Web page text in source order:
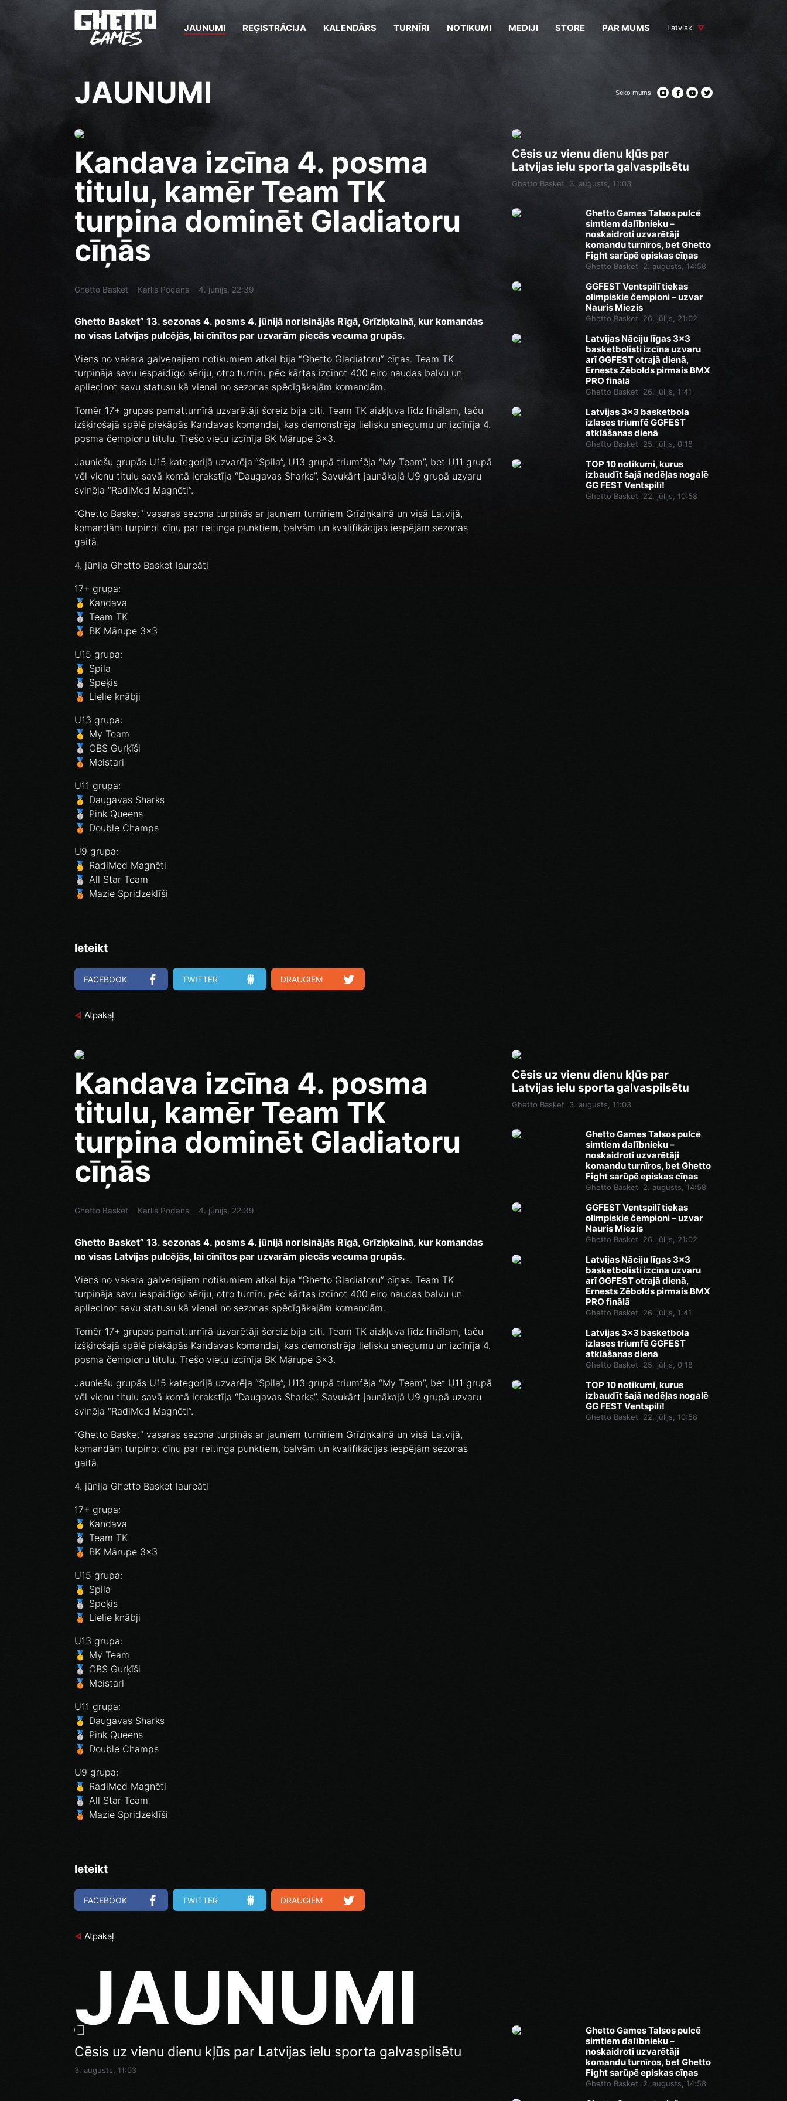
JAUNUMI REĢISTRĀCIJA KALENDĀRS TURNĪRI NOTIKUMI MEDIJI STORE PAR MUMS Latviski
JAUNUMI Seko mums
Kandava izcīna 4. posma
titulu, kamēr Team TK
turpina dominēt Gladiatoru
cīņās
Ghetto Basket Kārlis Podāns 4. jūnijs, 22:39
Ghetto Basket” 13. sezonas 4. posms 4. jūnijā norisinājās Rīgā, Grīziņkalnā, kur komandas
no visas Latvijas pulcējās, lai cīnītos par uzvarām piecās vecuma grupās.
Viens no vakara galvenajiem notikumiem atkal bija “Ghetto Gladiatoru” cīņas. Team TK
turpināja savu iespaidīgo sēriju, otro turnīru pēc kārtas izcīnot 400 eiro naudas balvu un
apliecinot savu statusu kā vienai no sezonas spēcīgākajām komandām.
Tomēr 17+ grupas pamatturnīrā uzvarētāji šoreiz bija citi. Team TK aizkļuva līdz finālam, taču
izšķirošajā spēlē piekāpās Kandavas komandai, kas demonstrēja lielisku sniegumu un izcīnīja 4.
posma čempionu titulu. Trešo vietu izcīnīja BK Mārupe 3x3.
Jauniešu grupās U15 kategorijā uzvarēja “Spila”, U13 grupā triumfēja “My Team”, bet U11 grupā
vēl vienu titulu savā kontā ierakstīja “Daugavas Sharks”. Savukārt jaunākajā U9 grupā uzvaru
svinēja “RadiMed Magnēti”.
“Ghetto Basket” vasaras sezona turpinās ar jauniem turnīriem Grīziņkalnā un visā Latvijā,
komandām turpinot cīņu par reitinga punktiem, balvām un kvalifikācijas iespējām sezonas
gaitā.
4. jūnija Ghetto Basket laureāti
17+ grupa:
🥇 Kandava
🥈 Team TK
🥉 BK Mārupe 3x3
U15 grupa:
🥇 Spila
🥈 Speķis
🥉 Lielie knābji
U13 grupa:
🥇 My Team
🥈 OBS Gurķīši
🥉 Meistari
U11 grupa:
🥇 Daugavas Sharks
🥈 Pink Queens
🥉 Double Champs
U9 grupa:
🥇 RadiMed Magnēti
🥈 All Star Team
🥉 Mazie Spridzeklīši
Ieteikt
FACEBOOK TWITTER DRAUGIEM
Atpakaļ
Cēsis uz vienu dienu kļūs par
Latvijas ielu sporta galvaspilsētu
Ghetto Basket 3. augusts, 11:03
Ghetto Games Talsos pulcē
simtiem dalībnieku –
noskaidroti uzvarētāji
komandu turnīros, bet Ghetto
Fight sarūpē episkas cīņas
Ghetto Basket 2. augusts, 14:58
GGFEST Ventspilī tiekas
olimpiskie čempioni – uzvar
Nauris Miezis
Ghetto Basket 26. jūlijs, 21:02
Latvijas Nāciju līgas 3x3
basketbolisti izcīna uzvaru
arī GGFEST otrajā dienā,
Ernests Zēbolds pirmais BMX
PRO finālā
Ghetto Basket 26. jūlijs, 1:41
Latvijas 3x3 basketbola
izlases triumfē GGFEST
atklāšanas dienā
Ghetto Basket 25. jūlijs, 0:18
TOP 10 notikumi, kurus
izbaudīt šajā nedēļas nogalē
GG FEST Ventspilī!
Ghetto Basket 22. jūlijs, 10:58
Kandava izcīna 4. posma
titulu, kamēr Team TK
turpina dominēt Gladiatoru
cīņās
Ghetto Basket Kārlis Podāns 4. jūnijs, 22:39
Ghetto Basket” 13. sezonas 4. posms 4. jūnijā norisinājās Rīgā, Grīziņkalnā, kur komandas
no visas Latvijas pulcējās, lai cīnītos par uzvarām piecās vecuma grupās.
Viens no vakara galvenajiem notikumiem atkal bija “Ghetto Gladiatoru” cīņas. Team TK
turpināja savu iespaidīgo sēriju, otro turnīru pēc kārtas izcīnot 400 eiro naudas balvu un
apliecinot savu statusu kā vienai no sezonas spēcīgākajām komandām.
Tomēr 17+ grupas pamatturnīrā uzvarētāji šoreiz bija citi. Team TK aizkļuva līdz finālam, taču
izšķirošajā spēlē piekāpās Kandavas komandai, kas demonstrēja lielisku sniegumu un izcīnīja 4.
posma čempionu titulu. Trešo vietu izcīnīja BK Mārupe 3x3.
Jauniešu grupās U15 kategorijā uzvarēja “Spila”, U13 grupā triumfēja “My Team”, bet U11 grupā
vēl vienu titulu savā kontā ierakstīja “Daugavas Sharks”. Savukārt jaunākajā U9 grupā uzvaru
svinēja “RadiMed Magnēti”.
“Ghetto Basket” vasaras sezona turpinās ar jauniem turnīriem Grīziņkalnā un visā Latvijā,
komandām turpinot cīņu par reitinga punktiem, balvām un kvalifikācijas iespējām sezonas
gaitā.
4. jūnija Ghetto Basket laureāti
17+ grupa:
🥇 Kandava
🥈 Team TK
🥉 BK Mārupe 3x3
U15 grupa:
🥇 Spila
🥈 Speķis
🥉 Lielie knābji
U13 grupa:
🥇 My Team
🥈 OBS Gurķīši
🥉 Meistari
U11 grupa:
🥇 Daugavas Sharks
🥈 Pink Queens
🥉 Double Champs
U9 grupa:
🥇 RadiMed Magnēti
🥈 All Star Team
🥉 Mazie Spridzeklīši
Ieteikt
FACEBOOK TWITTER DRAUGIEM
Atpakaļ
Cēsis uz vienu dienu kļūs par
Latvijas ielu sporta galvaspilsētu
Ghetto Basket 3. augusts, 11:03
Ghetto Games Talsos pulcē
simtiem dalībnieku –
noskaidroti uzvarētāji
komandu turnīros, bet Ghetto
Fight sarūpē episkas cīņas
Ghetto Basket 2. augusts, 14:58
GGFEST Ventspilī tiekas
olimpiskie čempioni – uzvar
Nauris Miezis
Ghetto Basket 26. jūlijs, 21:02
Latvijas Nāciju līgas 3x3
basketbolisti izcīna uzvaru
arī GGFEST otrajā dienā,
Ernests Zēbolds pirmais BMX
PRO finālā
Ghetto Basket 26. jūlijs, 1:41
Latvijas 3x3 basketbola
izlases triumfē GGFEST
atklāšanas dienā
Ghetto Basket 25. jūlijs, 0:18
TOP 10 notikumi, kurus
izbaudīt šajā nedēļas nogalē
GG FEST Ventspilī!
Ghetto Basket 22. jūlijs, 10:58
JAUNUMI
Cēsis uz vienu dienu kļūs par Latvijas ielu sporta galvaspilsētu
3. augusts, 11:03
Ghetto Games Talsos pulcē
simtiem dalībnieku –
noskaidroti uzvarētāji
komandu turnīros, bet Ghetto
Fight sarūpē episkas cīņas
Ghetto Basket 2. augusts, 14:58